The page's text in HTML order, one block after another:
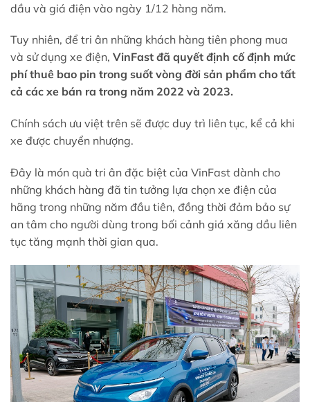
dầu và giá điện vào ngày 1/12 hàng năm.
Tuy nhiên, để tri ân những khách hàng tiên phong mua
và sử dụng xe điện, VinFast đã quyết định cố định mức
phí thuê bao pin trong suốt vòng đời sản phẩm cho tất
cả các xe bán ra trong năm 2022 và 2023.
Chính sách ưu việt trên sẽ được duy trì liên tục, kể cả khi
xe được chuyển nhượng.
Đây là món quà tri ân đặc biệt của VinFast dành cho
những khách hàng đã tin tưởng lựa chọn xe điện của
hãng trong những năm đầu tiên, đồng thời đảm bảo sự
an tâm cho người dùng trong bối cảnh giá xăng dầu liên
tục tăng mạnh thời gian qua.